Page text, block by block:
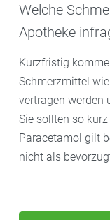
Welche
Apotheke
Kurzfristig
Schmerzmittel
vertragen werden
Sie sollten so
Paracetamol gilt
nicht als